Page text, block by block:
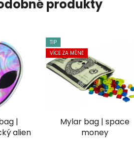
produkty
|
alien
TIP
VÍCE ZA MÉNĚ
Mylar bag | space
money